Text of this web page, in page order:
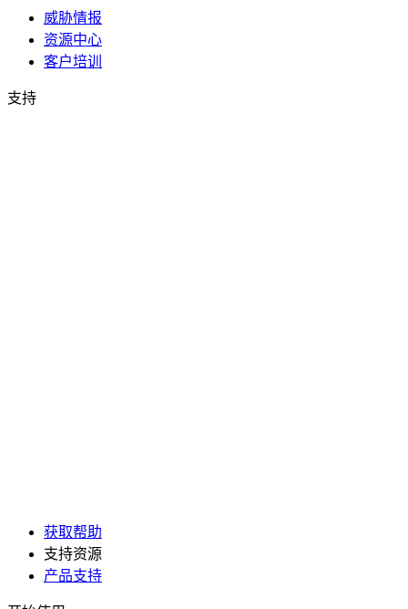
威胁情报
资源中心
客户培训
支持
获取帮助
支持资源
产品支持